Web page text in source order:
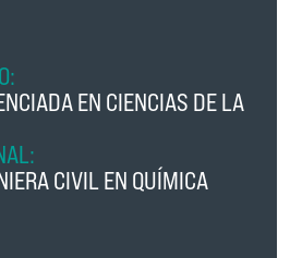
EN CIENCIAS DE LA
CIVIL EN QUÍMICA